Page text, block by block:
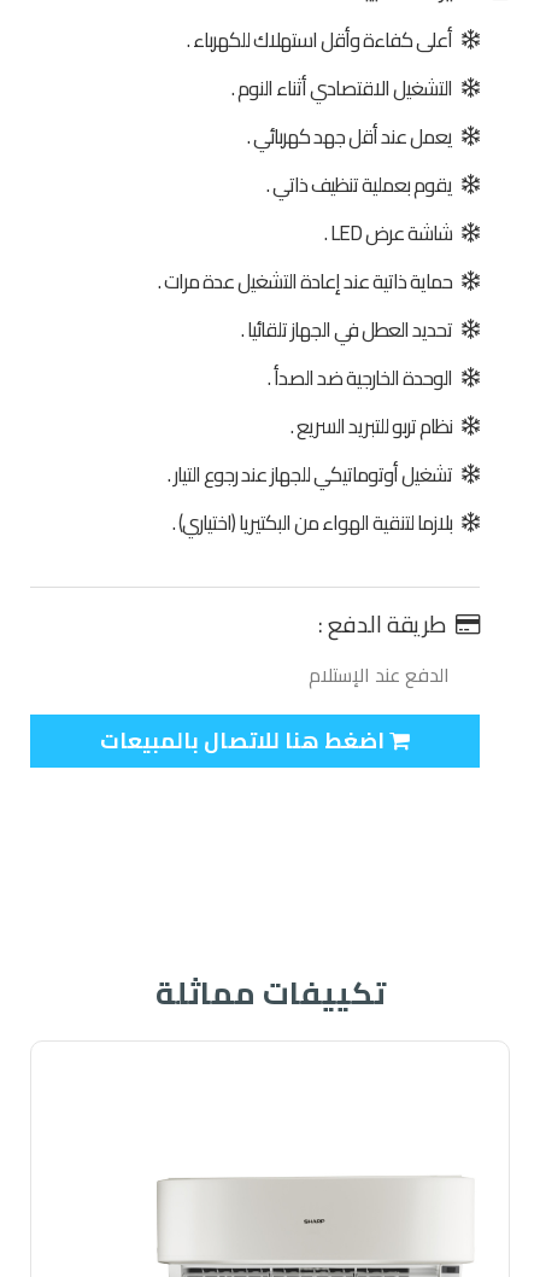
أعلى كفاءة وأقل استهلاك للكهرباء .
التشغيل الاقتصادي أثناء النوم .
يعمل عند أقل جهد كهربائي .
يقوم بعملية تنظيف ذاتي .
شاشة عرض LED .
حماية ذاتية عند إعادة التشغيل عدة مرات .
تحديد العطل في الجهاز تلقائيا .
الوحدة الخارجية ضد الصدأ .
نظام تربو للتبريد السريع .
تشغيل أوتوماتيكي للجهاز عند رجوع التيار .
بلازما لتنقية الهواء من البكتيريا (اختياري) .
طريقة الدفع :
الدفع عند الإستلام
اضغط هنا للاتصال بالمبيعات
تكييفات مماثلة